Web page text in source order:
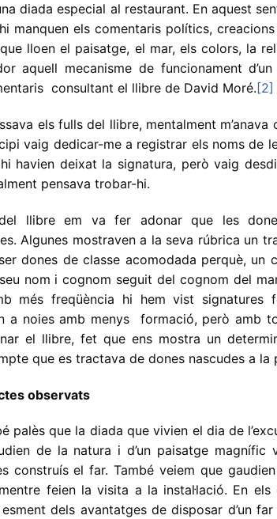
diada especial al restaurant. En aquest
manquen els comentaris polítics,
lloen el paisatge, el mar, els colors, la
aquell mecanisme de funcionament
consultant el llibre de David Moré. [2]
els fulls del llibre, mentalment
vaig dedicar-me a registrar els noms de
havien deixat la signatura, però vaig
pensava trobar-hi.
llibre em va fer adonar que les
Algunes mostraven a la seva rúbrica un
dones de classe acomodada perquè, un
nom i cognom seguit del cognom del
més freqüència hi hem vist signatures
a noies amb menys formació, però amb
el llibre, fet que ens mostra un
que es tractava de dones nascudes a la
observats
palès que la diada que vivien el dia de
de la natura i d’un paisatge
construís el far. També veiem que
feien la visita a la instal·lació. En
dels avantatges de disposar d’un